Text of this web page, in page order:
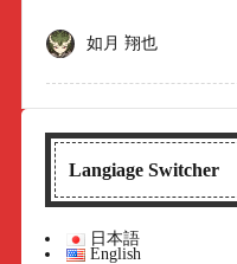
如月 翔也
Langiage Switcher
日本語
English